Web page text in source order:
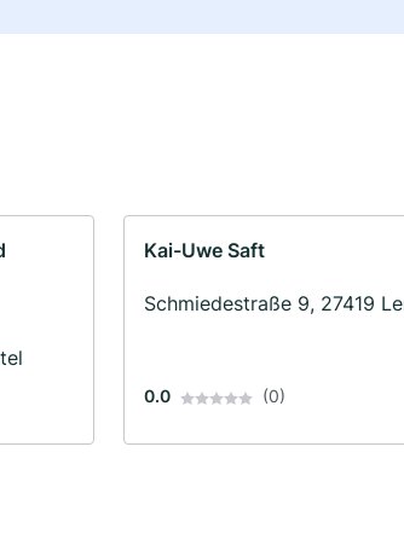
Kai-Uwe Saft
Schmiedestraße 9, 27419
0.0 (0)